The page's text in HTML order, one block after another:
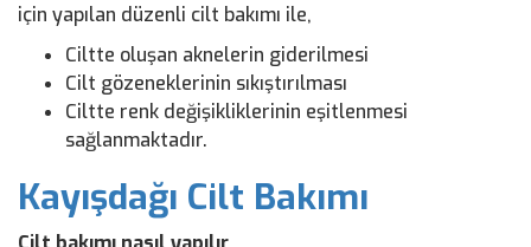
için yapılan düzenli cilt bakımı ile,
Ciltte oluşan aknelerin giderilmesi
Cilt gözeneklerinin sıkıştırılması
Ciltte renk değişikliklerinin eşitlenmesi
sağlanmaktadır.
Kayışdağı Cilt Bakımı